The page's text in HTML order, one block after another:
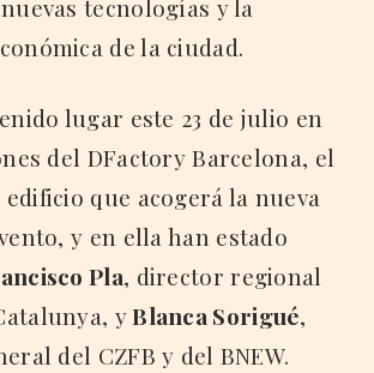
tecnologías y la
de la ciudad.
lugar este 23 de julio en
del DFactory Barcelona, el
que acogerá la nueva
y en ella han estado
Pla, director regional
yBlanca Sorigué,
del CZFB y del BNEW.